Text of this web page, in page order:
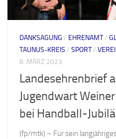
DANKSAGUNG / EHRENAMT/
TAUNUS-KREIS / SPORT/
8. MÄRZ 2023
Landesehrenbrief
Jugendwart
bei Handball-
(fp/mtk) – Für sein